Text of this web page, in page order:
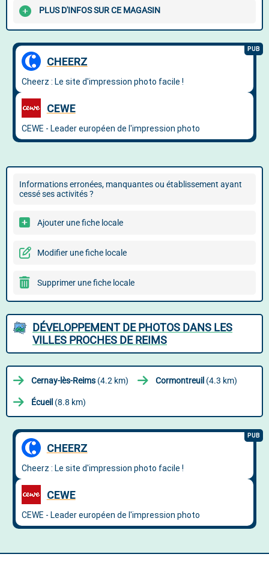
PLUS D'INFOS SUR CE MAGASIN
Informations erronées, manquantes ou établissement ayant
cessé ses activités ?
Ajouter une fiche locale
Modifier une fiche locale
Supprimer une fiche locale
DÉVELOPPEMENT DE PHOTOS DANS LES
VILLES PROCHES DE REIMS
Cernay-lès-Reims (4.2 km) Cormontreuil (4.3 km)
Écueil (8.8 km)